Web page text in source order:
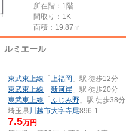
所在階：1階
間取り：1K
面積：19.87㎡
ルミエール
東武東上線 「 上福岡 」駅 徒歩12分
東武東上線 「 新河岸 」駅 徒歩20分
東武東上線 「 ふじみ野 」駅 徒歩38分
埼玉県川越市大字寺尾896-1
7.5万円